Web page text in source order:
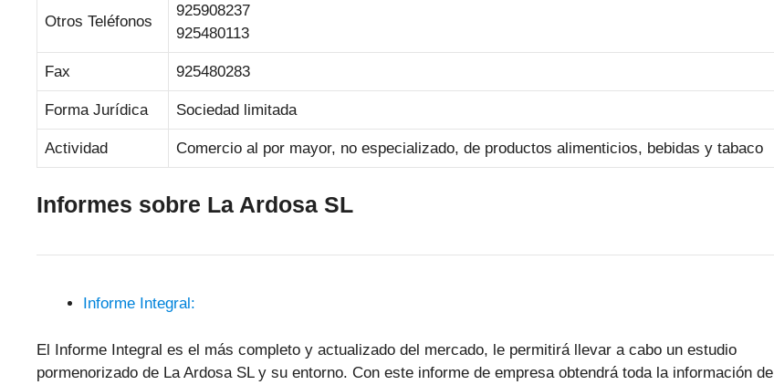
Otros Teléfonos
925908237
925480113
Fax 925480283
Forma Jurídica Sociedad limitada
Actividad Comercio al por mayor, no especializado, de productos alimenticios, bebidas y tabaco
Informes sobre La Ardosa SL
Informe Integral:
El Informe Integral es el más completo y actualizado del mercado, le permitirá llevar a cabo un estudio
pormenorizado de La Ardosa SL y su entorno. Con este informe de empresa obtendrá toda la información de